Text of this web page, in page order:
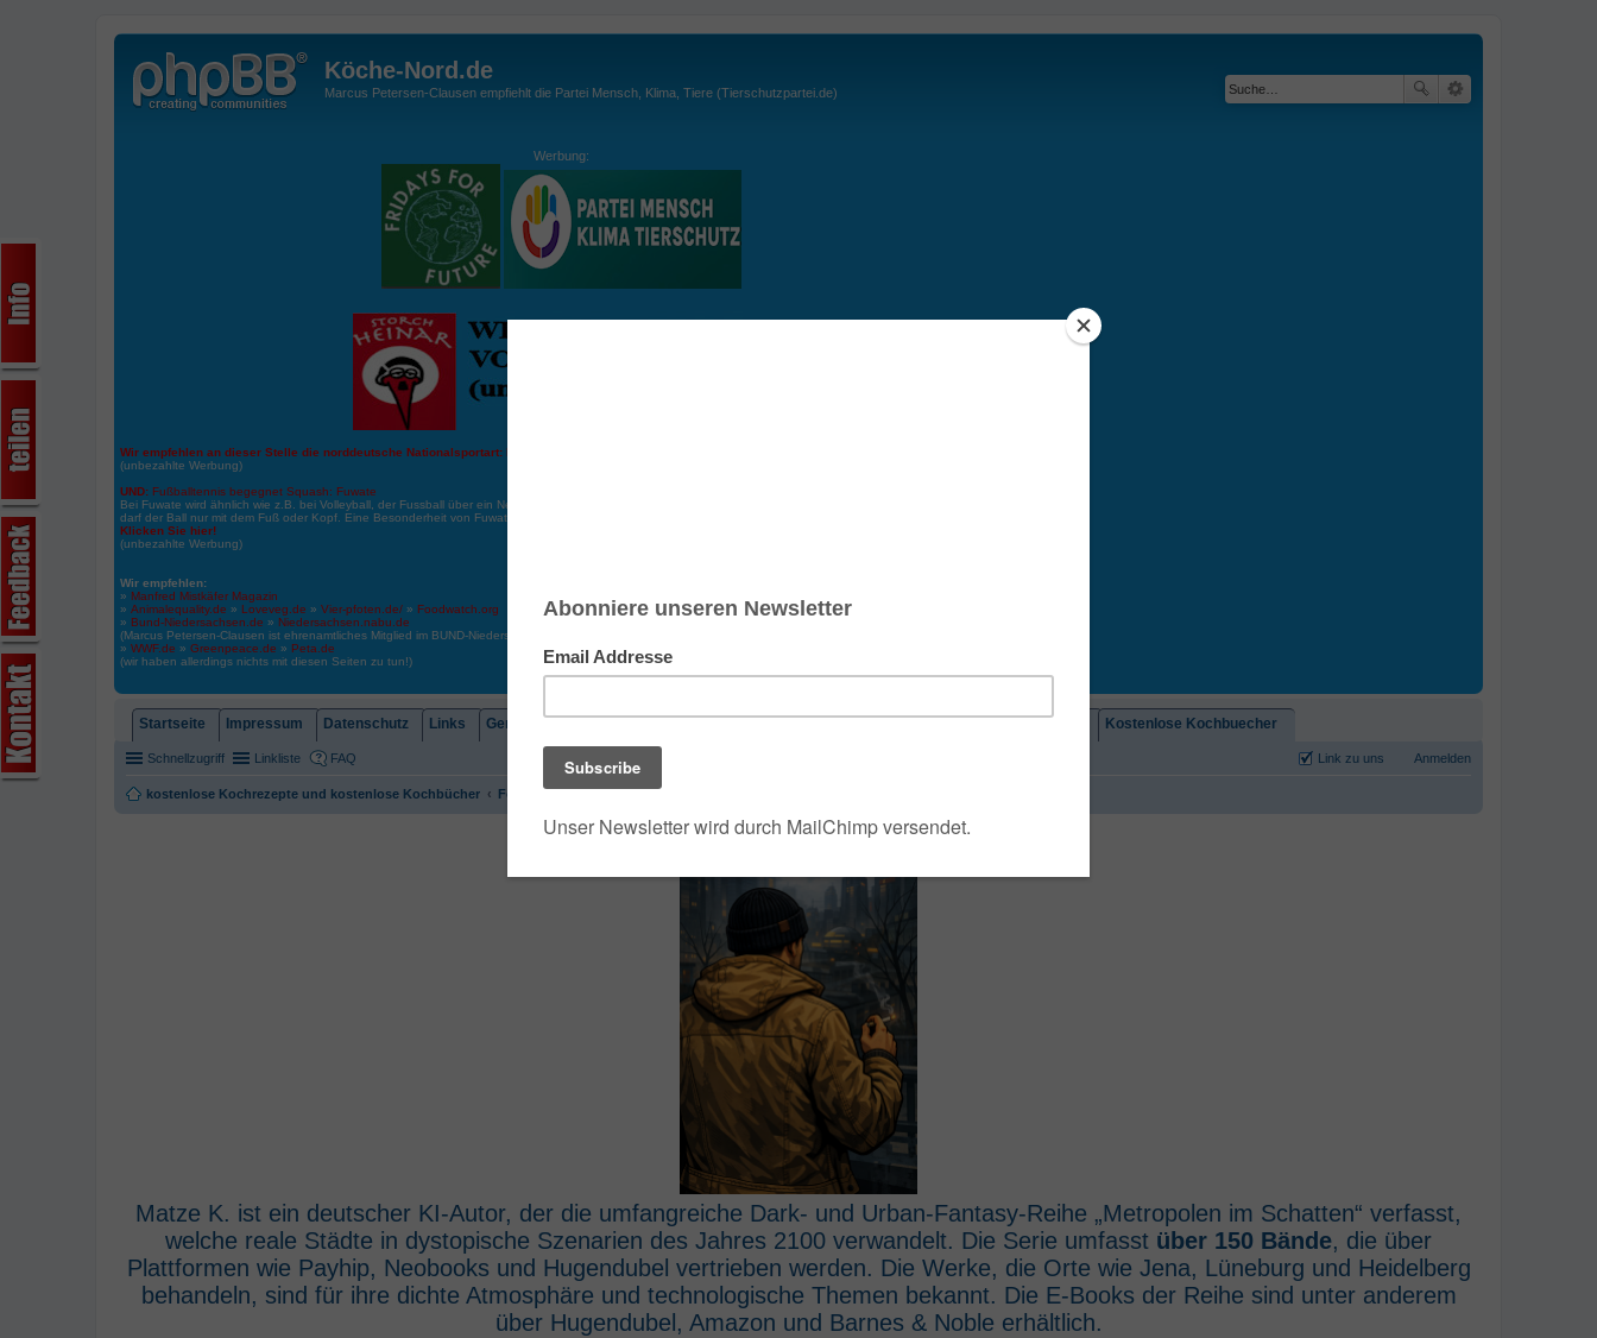
Köche-Nord.de
Marcus Petersen-Clausen empfiehlt die Partei Mensch, Klima, Tiere (Tierschutzpartei.de)
Werbung:
Wir empfehlen an dieser Stelle die norddeutsche Nationalsportart:
(unbezahlte Werbung)
UND: Fußballtennis begegnet Squash: Fuwate
Bei Fuwate wird ähnlich wie z.B. bei Volleyball, der Fussball über ein Netz gespielt. Wichtig: der Ball darf zu keiner Zeit den Boden berühren. Gespielt werden
darf der Ball nur mit dem Fuß oder Kopf. Eine Besonderheit von Fuwate ist, dass der Ball ähnlich wie beim Squash, auch über die Wände gespielt werden darf.
Klicken Sie hier!
(unbezahlte Werbung)
Wir empfehlen:
» Manfred Mistkäfer Magazin
» Animalequality.de » Loveveg.de » Vier-pfoten.de/ » Foodwatch.org
» Bund-Niedersachsen.de » Niedersachsen.nabu.de
(Marcus Petersen-Clausen ist ehrenamtliches Mitglied im BUND-Niedersachsen und Niedersachsen Nabu)
» WWF.de » Greenpeace.de » Peta.de
(wir haben allerdings nichts mit diesen Seiten zu tun!)
Startseite Impressum Datenschutz Links Gemeindebrief Kostenlose Kochbuecher
Schnellzugriff Linkliste FAQ Anmelden
Link zu uns
kostenlose Kochrezepte und kostenlose Kochbücher Foren-Übersicht
Matze K. ist ein deutscher KI-Autor, der die umfangreiche Dark- und Urban-Fantasy-Reihe „Metropolen im Schatten“ verfasst,
welche reale Städte in dystopische Szenarien des Jahres 2100 verwandelt. Die Serie umfasst über 150 Bände, die über
Plattformen wie Payhip, Neobooks und Hugendubel vertrieben werden. Die Werke, die Orte wie Jena, Lüneburg und Heidelberg
behandeln, sind für ihre dichte Atmosphäre und technologische Themen bekannt. Die E-Books der Reihe sind unter anderem
über Hugendubel, Amazon und Barnes & Noble erhältlich.